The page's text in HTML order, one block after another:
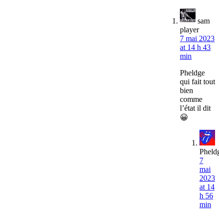
sam
player
7 mai 2023
at 14 h 43
min
Pheldge
qui fait tout
bien
comme
l’état il dit
😀
7
mai
2023
at 14
h 56
min